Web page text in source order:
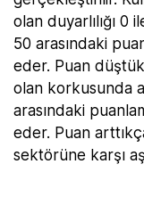
olan duyarlılığı 0
50 arasındaki
eder. Puan
olan korkusunda
arasındaki
eder. Puan
sektörüne karşı